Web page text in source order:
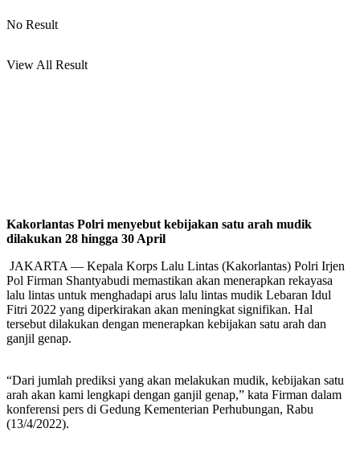
No Result
View All Result
Kakorlantas Polri menyebut kebijakan satu arah mudik
dilakukan 28 hingga 30 April
JAKARTA — Kepala Korps Lalu Lintas (Kakorlantas) Polri Irjen
Pol Firman Shantyabudi memastikan akan menerapkan rekayasa
lalu lintas untuk menghadapi arus lalu lintas mudik Lebaran Idul
Fitri 2022 yang diperkirakan akan meningkat signifikan. Hal
tersebut dilakukan dengan menerapkan kebijakan satu arah dan
ganjil genap.
“Dari jumlah prediksi yang akan melakukan mudik, kebijakan satu
arah akan kami lengkapi dengan ganjil genap,” kata Firman dalam
konferensi pers di Gedung Kementerian Perhubungan, Rabu
(13/4/2022).